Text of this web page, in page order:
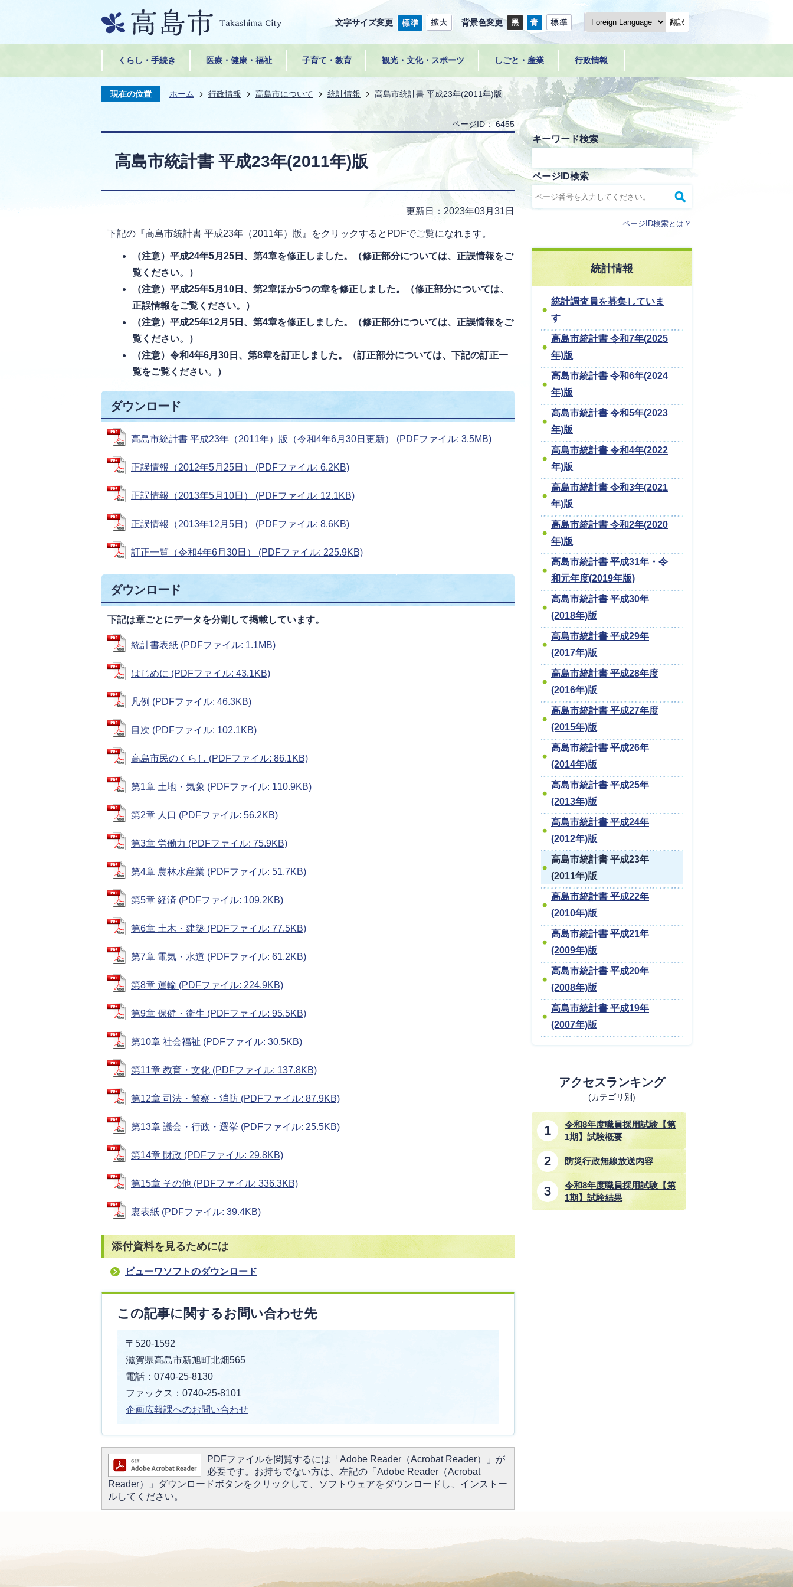
文字サイズ変更 背景色変更 翻訳
くらし・手続き 医療・健康・福祉 子育て・教育 観光・文化・スポーツ しごと・産業 行政情報
現在の位置 ホーム 行政情報 高島市について 統計情報 高島市統計書 平成23年(2011年)版
ページID： 6455
高島市統計書 平成23年(2011年)版
更新日：2023年03月31日
下記の『高島市統計書 平成23年（2011年）版』をクリックするとPDFでご覧になれます。
（注意）平成24年5月25日、第4章を修正しました。（修正部分については、正誤情報をご
覧ください。）
（注意）平成25年5月10日、第2章ほか5つの章を修正しました。（修正部分については、
正誤情報をご覧ください。）
（注意）平成25年12月5日、第4章を修正しました。（修正部分については、正誤情報をご
覧ください。）
（注意）令和4年6月30日、第8章を訂正しました。（訂正部分については、下記の訂正一
覧をご覧ください。）
ダウンロード
高島市統計書 平成23年（2011年）版（令和4年6月30日更新） (PDFファイル: 3.5MB)
正誤情報（2012年5月25日） (PDFファイル: 6.2KB)
正誤情報（2013年5月10日） (PDFファイル: 12.1KB)
正誤情報（2013年12月5日） (PDFファイル: 8.6KB)
訂正一覧（令和4年6月30日） (PDFファイル: 225.9KB)
ダウンロード
下記は章ごとにデータを分割して掲載しています。
統計書表紙 (PDFファイル: 1.1MB)
はじめに (PDFファイル: 43.1KB)
凡例 (PDFファイル: 46.3KB)
目次 (PDFファイル: 102.1KB)
高島市民のくらし (PDFファイル: 86.1KB)
第1章 土地・気象 (PDFファイル: 110.9KB)
第2章 人口 (PDFファイル: 56.2KB)
第3章 労働力 (PDFファイル: 75.9KB)
第4章 農林水産業 (PDFファイル: 51.7KB)
第5章 経済 (PDFファイル: 109.2KB)
第6章 土木・建築 (PDFファイル: 77.5KB)
第7章 電気・水道 (PDFファイル: 61.2KB)
第8章 運輸 (PDFファイル: 224.9KB)
第9章 保健・衛生 (PDFファイル: 95.5KB)
第10章 社会福祉 (PDFファイル: 30.5KB)
第11章 教育・文化 (PDFファイル: 137.8KB)
第12章 司法・警察・消防 (PDFファイル: 87.9KB)
第13章 議会・行政・選挙 (PDFファイル: 25.5KB)
第14章 財政 (PDFファイル: 29.8KB)
第15章 その他 (PDFファイル: 336.3KB)
裏表紙 (PDFファイル: 39.4KB)
添付資料を見るためには
ビューワソフトのダウンロード
この記事に関するお問い合わせ先
〒520-1592
滋賀県高島市新旭町北畑565
電話：0740-25-8130
ファックス：0740-25-8101
企画広報課へのお問い合わせ
PDFファイルを閲覧するには「Adobe Reader（Acrobat Reader）」が
必要です。お持ちでない方は、左記の「Adobe Reader（Acrobat
Reader）」ダウンロードボタンをクリックして、ソフトウェアをダウンロードし、インストー
ルしてください。
キーワード検索
ページID検索
ページID検索とは？
統計情報
統計調査員を募集していま
す
高島市統計書 令和7年(2025
年)版
高島市統計書 令和6年(2024
年)版
高島市統計書 令和5年(2023
年)版
高島市統計書 令和4年(2022
年)版
高島市統計書 令和3年(2021
年)版
高島市統計書 令和2年(2020
年)版
高島市統計書 平成31年・令
和元年度(2019年版)
高島市統計書 平成30年
(2018年)版
高島市統計書 平成29年
(2017年)版
高島市統計書 平成28年度
(2016年)版
高島市統計書 平成27年度
(2015年)版
高島市統計書 平成26年
(2014年)版
高島市統計書 平成25年
(2013年)版
高島市統計書 平成24年
(2012年)版
高島市統計書 平成23年
(2011年)版
高島市統計書 平成22年
(2010年)版
高島市統計書 平成21年
(2009年)版
高島市統計書 平成20年
(2008年)版
高島市統計書 平成19年
(2007年)版
アクセスランキング
(カテゴリ別)
令和8年度職員採用試験【第
1期】試験概要
防災行政無線放送内容
令和8年度職員採用試験【第
1期】試験結果